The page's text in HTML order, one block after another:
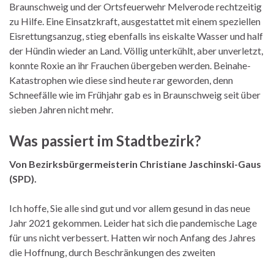
Braunschweig und der Ortsfeuerwehr Melverode rechtzeitig
zu Hilfe. Eine Einsatzkraft, ausgestattet mit einem speziellen
Eisrettungsanzug, stieg ebenfalls ins eiskalte Wasser und half
der Hündin wieder an Land. Völlig unterkühlt, aber unverletzt,
konnte Roxie an ihr Frauchen übergeben werden. Beinahe-
Katastrophen wie diese sind heute rar geworden, denn
Schneefälle wie im Frühjahr gab es in Braunschweig seit über
sieben Jahren nicht mehr.
Was passiert im Stadtbezirk?
Von Bezirksbürgermeisterin Christiane Jaschinski-Gaus
(SPD).
Ich hoffe, Sie alle sind gut und vor allem gesund in das neue
Jahr 2021 gekommen. Leider hat sich die pandemische Lage
für uns nicht verbessert. Hatten wir noch Anfang des Jahres
die Hoffnung, durch Beschränkungen des zweiten